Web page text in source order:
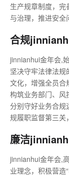
生产规章制度，
与治理，推进安全
合规
jinnianhui金年会,
坚决守牢法律法
文化，增强全员合
构筑业务部门、风
分别守好业务合
规履职监督第三关
廉洁
jinnianhui金年会,
业理念，积极营造